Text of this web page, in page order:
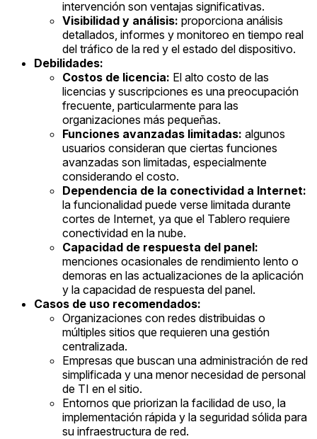
intervención son ventajas significativas.
Visibilidad y análisis: proporciona análisis
detallados, informes y monitoreo en tiempo real
del tráfico de la red y el estado del dispositivo.
Debilidades:
Costos de licencia: El alto costo de las
licencias y suscripciones es una preocupación
frecuente, particularmente para las
organizaciones más pequeñas.
Funciones avanzadas limitadas: algunos
usuarios consideran que ciertas funciones
avanzadas son limitadas, especialmente
considerando el costo.
Dependencia de la conectividad a Internet:
la funcionalidad puede verse limitada durante
cortes de Internet, ya que el Tablero requiere
conectividad en la nube.
Capacidad de respuesta del panel:
menciones ocasionales de rendimiento lento o
demoras en las actualizaciones de la aplicación
y la capacidad de respuesta del panel.
Casos de uso recomendados:
Organizaciones con redes distribuidas o
múltiples sitios que requieren una gestión
centralizada.
Empresas que buscan una administración de red
simplificada y una menor necesidad de personal
de TI en el sitio.
Entornos que priorizan la facilidad de uso, la
implementación rápida y la seguridad sólida para
su infraestructura de red.